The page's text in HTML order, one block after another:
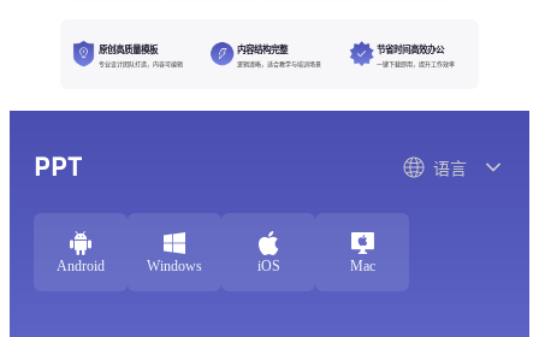
原创高质量模板
专业设计团队打造，内容可编辑
内容结构完整
逻辑清晰，适合教学与培训场景
节省时间高效办公
一键下载即用，提升工作效率
PPT 语言
Android Windows iOS Mac